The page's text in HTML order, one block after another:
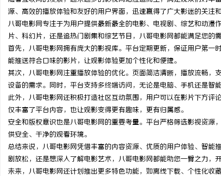
源、高效的播放体验和友好的用户界面，迅速赢得了广大影迷的关注
八哥电影网专注于为用户提供最新最全的电影、电视剧、综艺和动
片、科幻片，还是追热门剧集和综艺节目，八哥电影网都能满足您的
首先，八哥电影网拥有庞大的影视库。平台定期更新，保证用户第
能推送符合口味的影片，让观影体验更加个性化和便捷。
其次，八哥电影网注重播放体验的优化。页面简洁清晰，播放流畅
设备的需求。同时，平台支持多终端访问，无论是电脑、手机还是智
此外，八哥电影网还积极打造社区互动氛围，用户可以在影片下方
仅丰富了平台内容，也让观影变得更有趣味，更有归属感。
安全和版权意识也是八哥电影网的重要考量。平台严格筛选影视资
供安全、干净的观看环境。
总结来说，八哥电影网凭借丰富的内容资源、优质的用户体验、智
剧放松，还是想深入了解电影艺术，八哥电影网都能助您一臂之力，
未来，八哥电影网还计划推出更多特色功能，如离线下载、个性化